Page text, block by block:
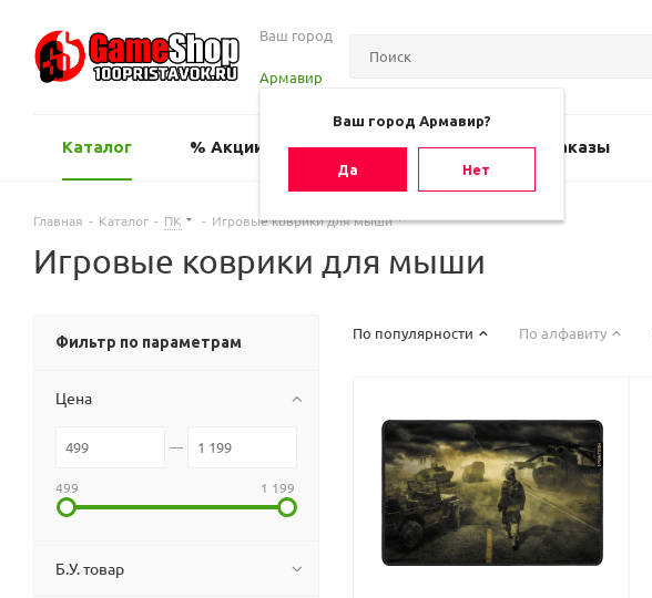
Ваш город
Армавир
Ваш город Армавир?
Да Нет
Каталог % Акции Оценить игру Предзаказы
Главная - Каталог - ПК - Игровые коврики для мыши
Игровые коврики для мыши
По популярности По алфавиту
Фильтр по параметрам
Цена
499 1 199
Б.У. товар